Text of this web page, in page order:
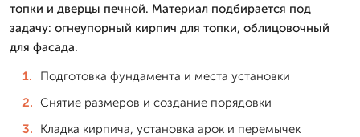
топки и дверцы печной. Материал подбирается под
задачу: огнеупорный кирпич для топки, облицовочный
для фасада.
Подготовка фундамента и места установки
Снятие размеров и создание порядовки
Кладка кирпича, установка арок и перемычек